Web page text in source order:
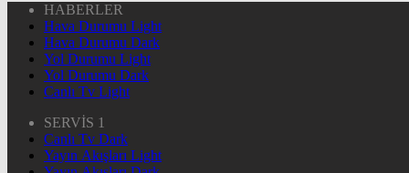
HABERLER
Hava Durumu Light
Hava Durumu Dark
Yol Durumu Light
Yol Durumu Dark
Canlı Tv Light
SERVİS 1
Canlı Tv Dark
Yayın Akışları Light